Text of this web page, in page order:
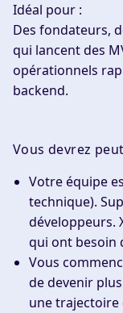
Idéal pour :
Des fondateurs,
qui lancent des
opérationnels
backend.
Vous devrez
Votre équipe
technique).
développeurs.
qui ont besoin
Vous
de devenir
une trajectoire